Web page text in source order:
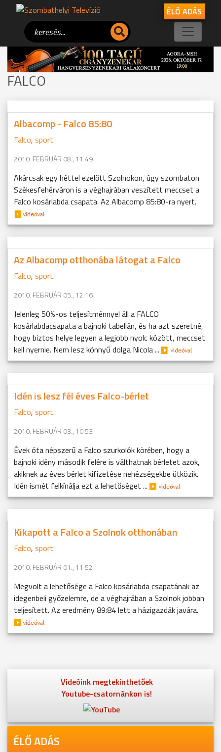
ÉLŐ ADÁS
FALCO
Albacomp - Falco 85:80
Falco, sport
2010. FEBRUÁR 08., 11:49
Akárcsak egy héttel ezelőtt Szolnokon, úgy szombaton
Székesfehérváron is a véghajrában veszített meccset a
Falco kosárlabda csapata. Az Albacomp 85:80-ra nyert.
Az Albacomp otthonába látogat a Falco
Falco, sport
2010. FEBRUÁR 05., 12:16
Jelenleg 50%-os teljesítménnyel áll a FALCO
kosárlabdacsapata a bajnoki tabellán, és ha azt szeretné,
hogy biztos helye legyen a legjobb nyolc között, meccset
kell nyernie. Nem lesz könnyű dolga Nicola ...
Idén is lesz fél éves Falco-bérlet
Falco, sport
2010. FEBRUÁR 03., 10:53
Évek óta népszerű a Falco szurkolók körében, hogy a
bajnoki idény második felére is válthatnak bérletet azok,
akiknek az éves bérlet kifizetése nehézségekbe ütközik.
Idén ismét felkínálja ezt a lehetőséget ...
Kikapott a Falco a Szolnok otthonában
Falco, sport
2010. FEBRUÁR 01., 11:52
Megvolt a lehetősége a Falco kosárlabda csapatának az
idegenbeli győzelemre, de a véghajrában a Szolnok jobban
teljesített. Az eredmény 89:84 lett a házigazdák javára.
Videóink megtekinthetőek
Youtube-csatornánkon is!
ÉLŐ ADÁS